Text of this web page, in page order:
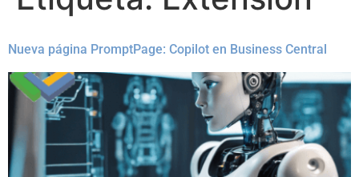
Nueva página PromptPage: Copilot en Business Central